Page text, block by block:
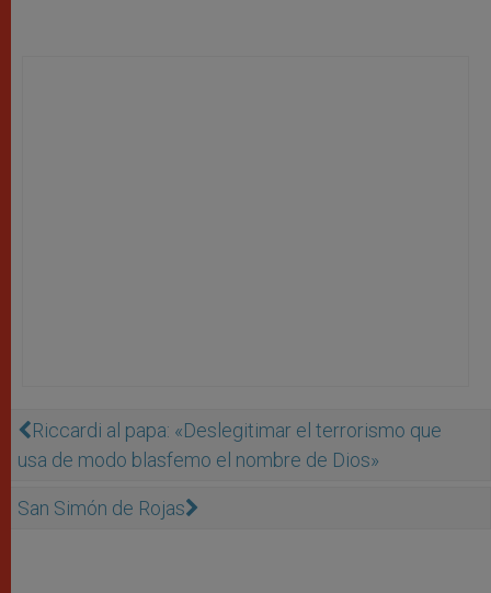
Riccardi al papa: «Deslegitimar el terrorismo que
usa de modo blasfemo el nombre de Dios»
San Simón de Rojas